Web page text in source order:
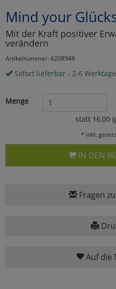
Mind your
Mit der Kraft positiver
verändern
Artikelnummer: 6208948
Sofort lieferbar - 2-6 Werktage
Menge
statt 16,00
* inkl.
IN DEN
Fragen
Auf die
Marketing
Umfragetools